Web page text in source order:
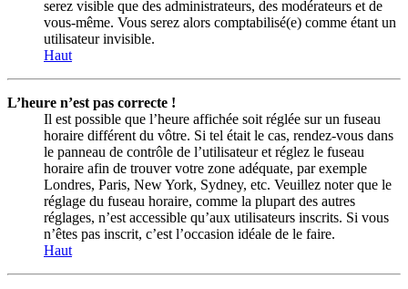
serez visible que des administrateurs, des modérateurs et de
vous-même. Vous serez alors comptabilisé(e) comme étant un
utilisateur invisible.
Haut
L’heure n’est pas correcte !
Il est possible que l’heure affichée soit réglée sur un fuseau
horaire différent du vôtre. Si tel était le cas, rendez-vous dans
le panneau de contrôle de l’utilisateur et réglez le fuseau
horaire afin de trouver votre zone adéquate, par exemple
Londres, Paris, New York, Sydney, etc. Veuillez noter que le
réglage du fuseau horaire, comme la plupart des autres
réglages, n’est accessible qu’aux utilisateurs inscrits. Si vous
n’êtes pas inscrit, c’est l’occasion idéale de le faire.
Haut